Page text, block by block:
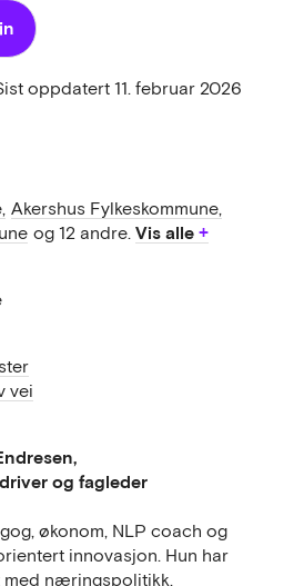
oppdatert 11. februar 2026
Akershus Fylkeskommune,
og 12 andre. Vis alle
vei
og fagleder
økonom, NLP coach og
innovasjon. Hun har
næringspolitikk,